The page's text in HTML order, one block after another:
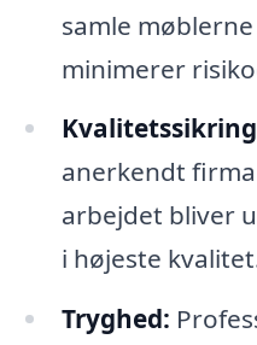
samle
minimerer
anerkendt
arbejdet bliver
i højeste
Tryghed: